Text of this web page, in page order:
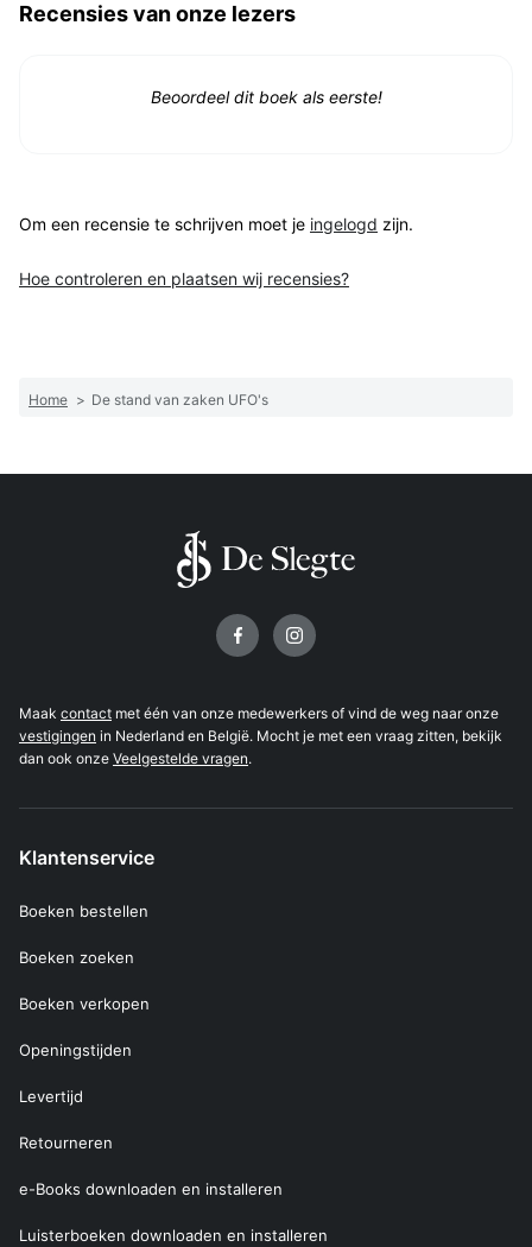
Recensies van onze lezers
Beoordeel dit boek als eerste!
Om een recensie te schrijven moet je ingelogd zijn.
Hoe controleren en plaatsen wij recensies?
Home > De stand van zaken UFO's
Maak contact met één van onze medewerkers of vind de weg naar onze
vestigingen in Nederland en België. Mocht je met een vraag zitten, bekijk
dan ook onze Veelgestelde vragen.
Klantenservice
Boeken bestellen
Boeken zoeken
Boeken verkopen
Openingstijden
Levertijd
Retourneren
e-Books downloaden en installeren
Luisterboeken downloaden en installeren